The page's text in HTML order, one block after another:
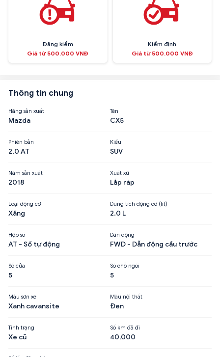
Đăng kiểm
Giá từ 500.000 VNĐ
Kiểm định
Giá từ 500.000 VNĐ
Thông tin chung
Hãng sản xuất
Mazda
Tên
CX5
Phiên bản
2.0 AT
Kiểu
SUV
Năm sản xuất
2018
Xuất xứ
Lắp ráp
Loại động cơ
Xăng
Dung tích động cơ (lít)
2.0 L
Hộp số
AT - Số tự động
Dẫn động
FWD - Dẫn động cầu trước
Số cửa
5
Số chỗ ngồi
5
Màu sơn xe
Xanh cavansite
Màu nội thất
Đen
Tình trạng
Xe cũ
Số km đã đi
40,000